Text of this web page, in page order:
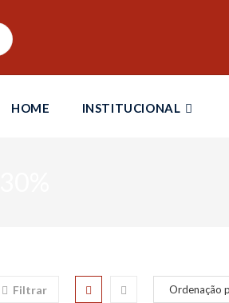
HOME INSTITUCIONAL
Filtrar